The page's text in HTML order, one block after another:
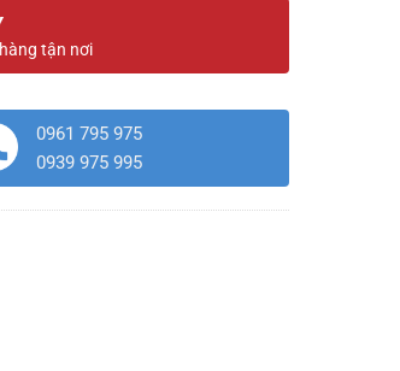
tận nơi
0961 795 975
0939 975 995